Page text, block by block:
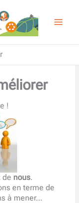
!
de nous.
en terme de
à mener…